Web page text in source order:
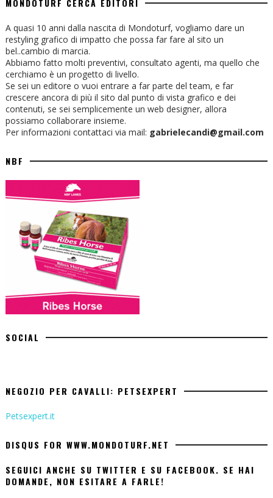
MONDOTURF CERCA EDITORI
A quasi 10 anni dalla nascita di Mondoturf, vogliamo dare un
restyling grafico di impatto che possa far fare al sito un
bel..cambio di marcia.
Abbiamo fatto molti preventivi, consultato agenti, ma quello che
cerchiamo è un progetto di livello.
Se sei un editore o vuoi entrare a far parte del team, e far
crescere ancora di più il sito dal punto di vista grafico e dei
contenuti, se sei semplicemente un web designer, allora
possiamo collaborare insieme.
Per informazioni contattaci via mail: gabrielecandi@gmail.com
NBF
SOCIAL
NEGOZIO PER CAVALLI: PETSEXPERT
Petsexpert.it
DISQUS FOR WWW.MONDOTURF.NET
SEGUICI ANCHE SU TWITTER E SU FACEBOOK. SE HAI
DOMANDE, NON ESITARE A FARLE!